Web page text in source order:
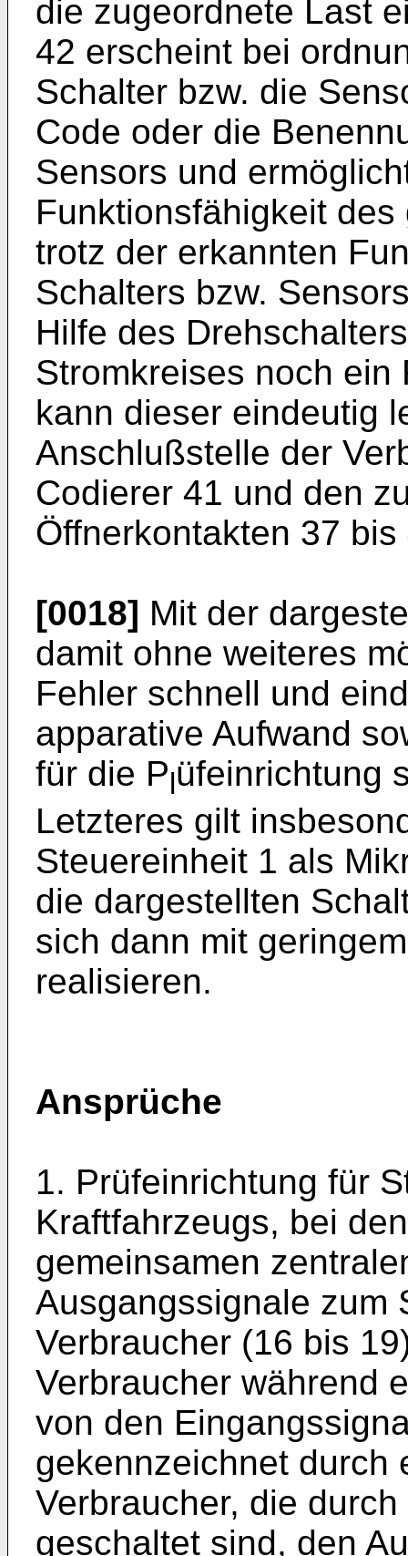
die zugeordnete Last
42 erscheint bei
Schalter bzw. die
Code oder die
Sensors und
Funktionsfähigkeit
trotz der erkannten
Schalters bzw.
Hilfe des
Stromkreises noch
kann dieser eindeutig
Anschlußstelle der
Codierer 41 und den
Öffnerkontakten 37
[0018] Mit der
damit ohne weiteres
Fehler schnell und
apparative Aufwand
für die P üfeinrichtung
Letzteres gilt
Steuereinheit 1 als
die dargestellten
sich dann mit
realisieren.
Ansprüche
1. Prüfeinrichtung für
Kraftfahrzeugs, bei
gemeinsamen
Ausgangssignale zum
Verbraucher (16 bis
Verbraucher während
von den
gekennzeichnet durch
Verbraucher, die
geschaltet sind, den